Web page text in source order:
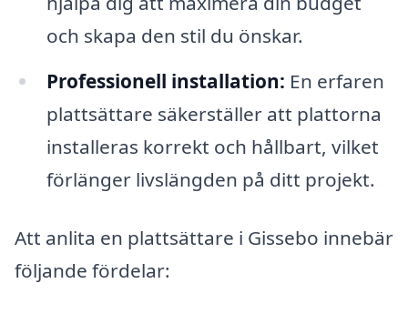
och skapa den stil du önskar.
Professionell installation: En erfaren
plattsättare säkerställer att plattorna
installeras korrekt och hållbart, vilket
förlänger livslängden på ditt projekt.
Att anlita en plattsättare i Gissebo innebär
följande fördelar: